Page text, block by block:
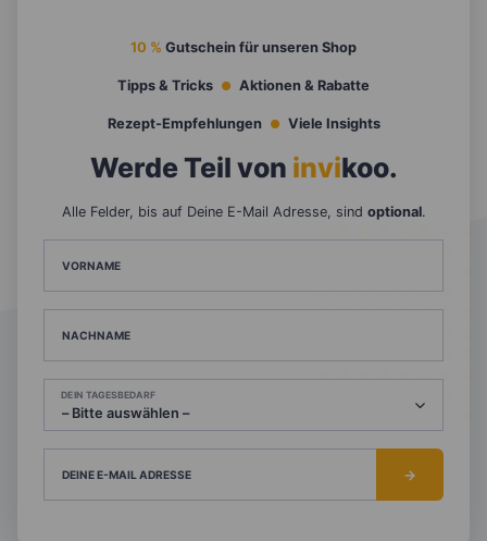
10 % Gutschein für unseren Shop
Tipps & Tricks Aktionen & Rabatte
Rezept-Empfehlungen Viele Insights
Werde Teil von invikoo.
Alle Felder, bis auf Deine E-Mail Adresse, sind optional.
VORNAME
NACHNAME
DEIN TAGESBEDARF
DEINE E-MAIL ADRESSE